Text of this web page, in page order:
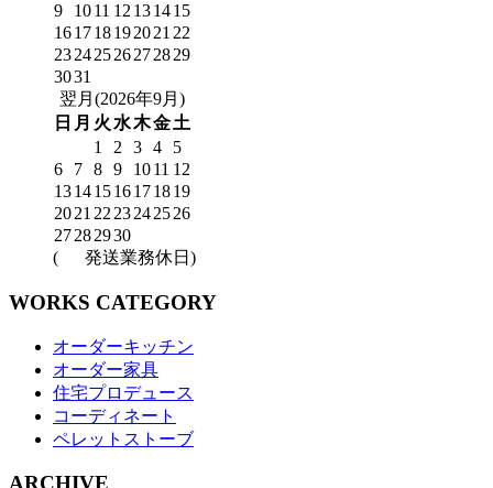
9
1011 12 131415
161718192021 22
23242526272829
3031
翌月(2026年9月)
日 月 火 水木金土
1
2 3 4
5
6
7 8 9 1011 12
13141516171819
2021 22 23242526
27282930
(
発送業務休日)
WORKS CATEGORY
オーダーキッチン
オーダー家具
住宅プロデュース
コーディネート
ペレットストーブ
ARCHIVE